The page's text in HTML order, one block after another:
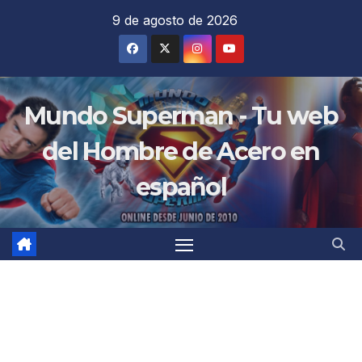
9 de agosto de 2026
Mundo Superman - Tu web
del Hombre de Acero en
español